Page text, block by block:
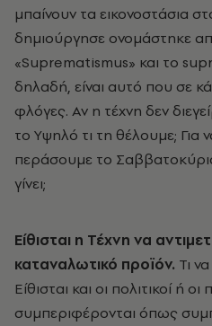
μπαίνουν τα εικονοστάσια
δημιούργησε ονομάστηκε
«Suprematismus» και το
δηλαδή, είναι αυτό που σε
φλόγες. Αν η τέχνη δεν
το Υψηλό τι τη θέλουμε; Για
περάσουμε το
γίνει;
Είθισται η Τέχνη να
καταναλωτικό προϊόν. Τι
Είθισται και οι πολιτικοί ή οι
συμπεριφέρονται όπως